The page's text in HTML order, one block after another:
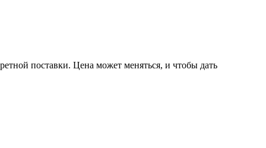
поставки. Цена может меняться, и чтобы дать